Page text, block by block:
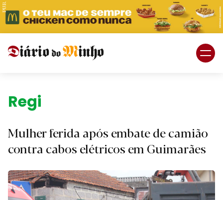
PUB.
Braga
Religião
Internacional
Região.
Mulher ferida após embate de camião
contra cabos elétricos em Guimarães